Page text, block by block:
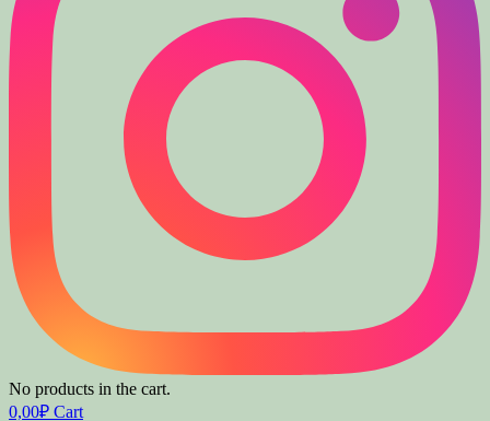
No products in the cart.
0,00₽ Cart